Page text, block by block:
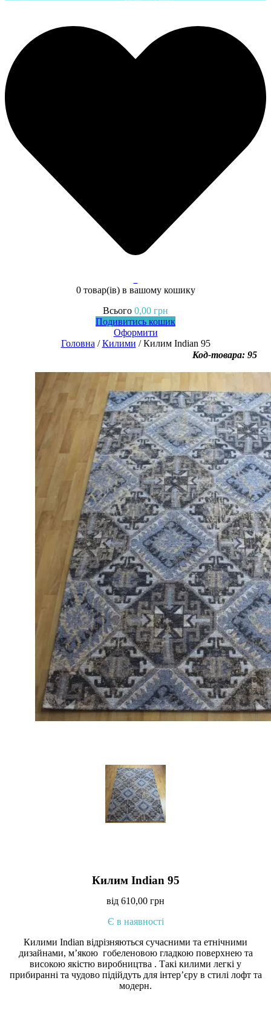
0 товар(ів)в вашому кошику
Всього 0,00 грн
Подивитись кошик
Оформити
Головна /Килими / Килим Indian 95
Код-товара: 95
Килим Indian 95
від 610,00 грн
Є в наявності
Килими Indian відрізняються сучасними та етнічними
дизайнами, м’якою гобеленовою гладкою поверхнею та
високою якістю виробництва . Такі килими легкі у
прибиранні та чудово підійдуть для інтер’єру в стилі лофт та
модерн.